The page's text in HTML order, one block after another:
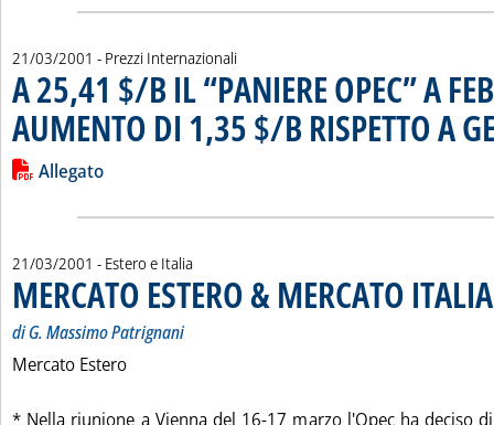
21/03/2001 - Prezzi Internazionali
A 25,41 $/B IL “PANIERE OPEC” A
AUMENTO DI 1,35 $/B RISPETTO A
Leggi tutta la notizia: 'A 25,41 $/B IL “PANIERE OPEC” A
Lista allegati PDF alla notizia
Allegato
21/03/2001 - Estero e Italia
MERCATO ESTERO & MERCATO ITALIA
di G. Massimo Patrignani
Mercato Estero
* Nella riunione a Vienna del 16-17 marzo l'Opec ha deciso